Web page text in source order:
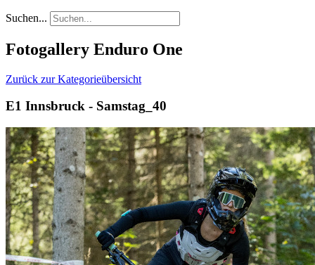
Suchen...
Fotogallery Enduro One
Zurück zur Kategorieübersicht
E1 Innsbruck - Samstag_40